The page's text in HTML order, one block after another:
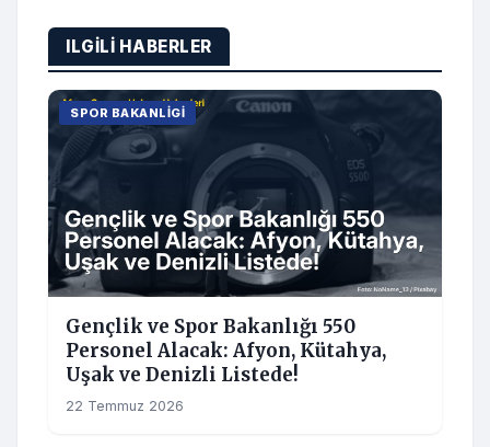
ILGILI HABERLER
SPOR BAKANLIGI
Gençlik ve Spor Bakanlığı 550
Personel Alacak: Afyon, Kütahya,
Uşak ve Denizli Listede!
22 Temmuz 2026